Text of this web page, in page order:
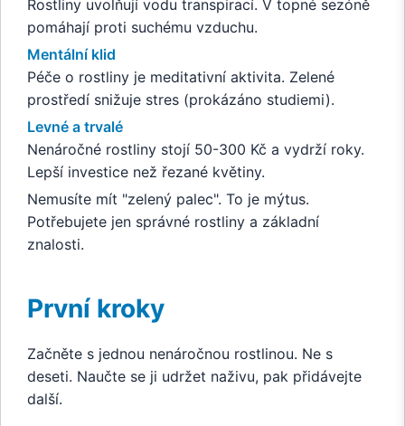
Rostliny uvolňují vodu transpirací. V topné sezóně
pomáhají proti suchému vzduchu.
Mentální klid
Péče o rostliny je meditativní aktivita. Zelené
prostředí snižuje stres (prokázáno studiemi).
Levné a trvalé
Nenáročné rostliny stojí 50-300 Kč a vydrží roky.
Lepší investice než řezané květiny.
Nemusíte mít "zelený palec". To je mýtus.
Potřebujete jen správné rostliny a základní
znalosti.
První kroky
Začněte s jednou nenáročnou rostlinou. Ne s
deseti. Naučte se ji udržet naživu, pak přidávejte
další.